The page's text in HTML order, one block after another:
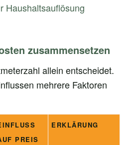
Haushaltsauflösung
zusammensetzen
allein entscheidet.
mehrere Faktoren
PREIS
ERKLÄRUNG